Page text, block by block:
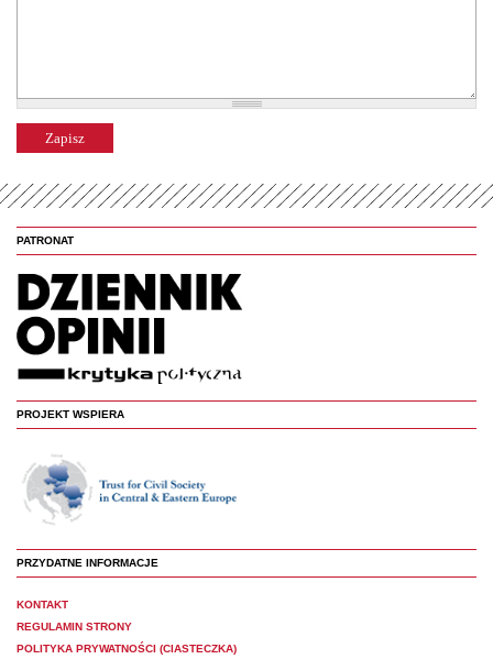
PATRONAT
PROJEKT WSPIERA
PRZYDATNE INFORMACJE
KONTAKT
REGULAMIN STRONY
POLITYKA PRYWATNOŚCI (CIASTECZKA)